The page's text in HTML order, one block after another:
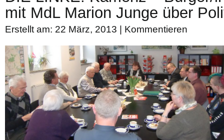
mit MdL Marion Junge über
Erstellt am: 22 März, 2013 | Kommentieren